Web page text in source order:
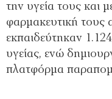
την υγεία τους και
φαρμακευτική
εκπαιδεύτηκαν
υγείας, ενώ
πλατφόρμα